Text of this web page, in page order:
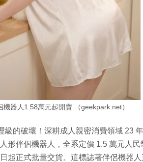
機器人1.58萬元起開賣 （geekpark.net）
的破壞！深耕成人親密消費領域 23 年
形伴侶機器人，全系定價 1.5 萬元人民
起正式批量交貨。這標誌著伴侶機器人